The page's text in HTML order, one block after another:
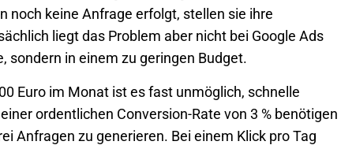
noch keine Anfrage erfolgt, stellen sie ihre
liegt das Problem aber nicht bei Google Ads
sondern in einem zu geringen Budget.
Euro im Monat ist es fast unmöglich, schnelle
ordentlichen Conversion-Rate von 3 % benötigen
Anfragen zu generieren. Bei einem Klick pro Tag